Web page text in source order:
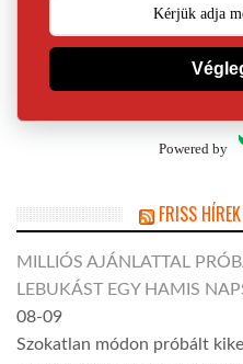
Powered by
FRISS
MILLIÓS AJÁNLATTAL
LEBUKÁST EGY HAMIS
08-09
Szokatlan módon próbált